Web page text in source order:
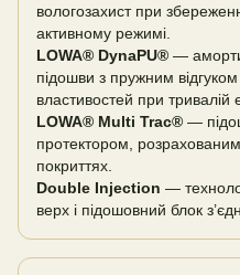
вологозахист при
активному режимі.
LOWA® DynaPU® —
підошви з пружним відгуком
властивостей при тривалій
LOWA® Multi Trac® —
протектором,
покриттях.
Double Injection —
верх і підошовний блок